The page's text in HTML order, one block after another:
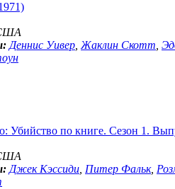
Деннис Уивер Жаклин Скотт
Убийство по книге. Сезон 1.
Джек Кэссиди Питер Фальк,